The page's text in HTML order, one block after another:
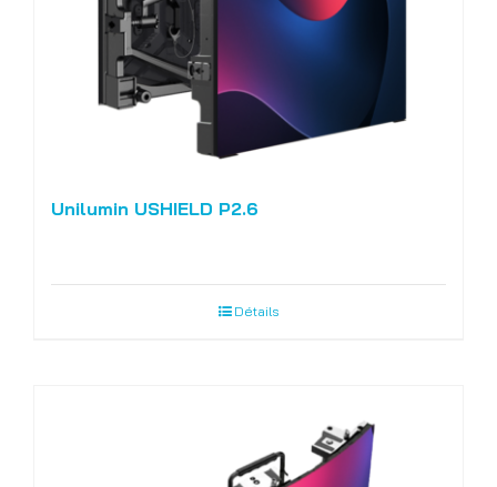
Unilumin USHIELD P2.6
Détails